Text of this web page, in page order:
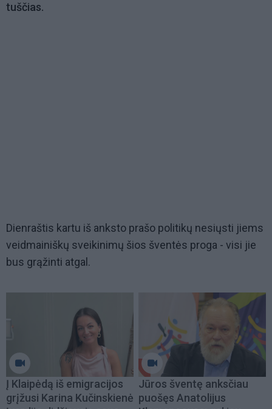
tuščias.
Dienraštis kartu iš anksto prašo politikų nesiųsti jiems
veidmainiškų sveikinimų šios šventės proga - visi jie
bus grąžinti atgal.
Į Klaipėdą iš emigracijos
grįžusi Karina Kučinskienė
Jūros šventę anksčiau
puošęs Anatolijus